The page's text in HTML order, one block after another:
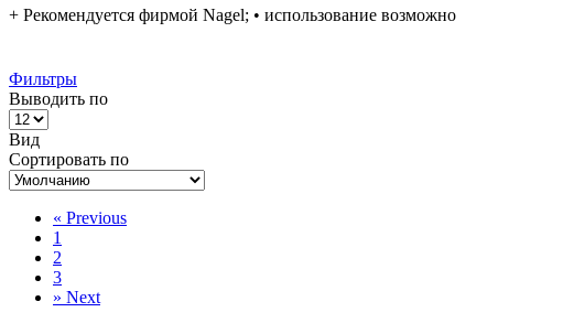
+ Рекомендуется фирмой Nagel; • использование возможно
Фильтры
Выводить по
Вид
Сортировать по
« Previous
1
2
3
» Next